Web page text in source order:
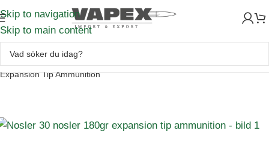
Skip to navigation
Skip to main content
Ammunition
Expansion Tip Ammunition